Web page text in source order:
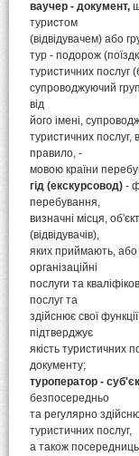
ваучер - документ,
туристом
(відвідувачем) або
тур - подорож
туристичних послуг
супроводжуючий
від
його імені,
туристичних послуг,
правило, -
мовою країни
гід (екскурсовод) -
перебування,
визначні місця,
(відвідувачів),
яких приймають, або
організаційні
послуги та
послуг та
здійснює свої
підтверджує
якість туристичних
документу;
туроператор -
безпосередньо
та регулярно
туристичних послуг,
а також